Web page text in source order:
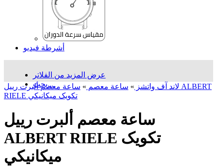
أشرطة فيديو
عرض المزيد من الفلاتر
بحث...
لاند آف واتشز » ساعة معصم » ساعة معصم ألبرت رييل ALBERT
RIELE تکویک ميكانيكي
ساعة معصم ألبرت رييل
ALBERT RIELE تکویک
ميكانيكي